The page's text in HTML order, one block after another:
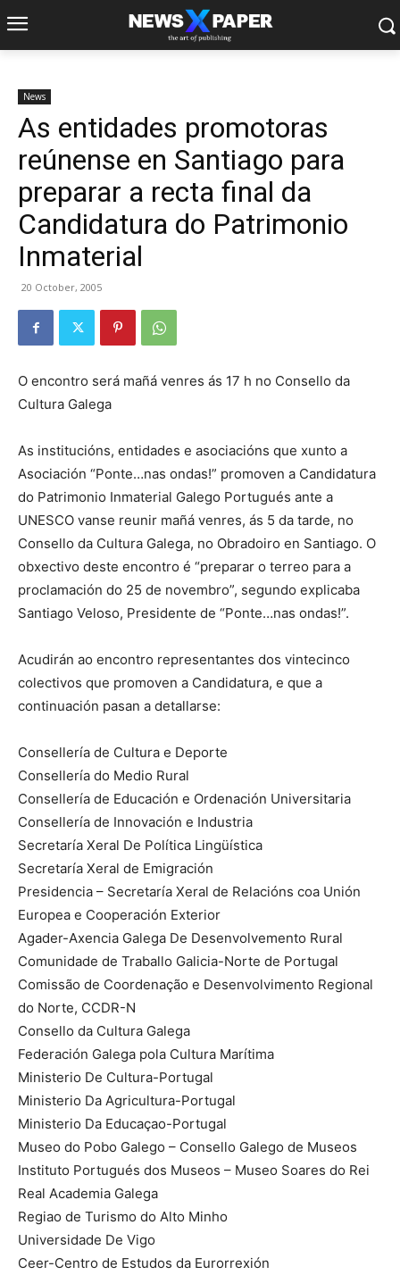
News
As entidades promotoras
reúnense en Santiago para
preparar a recta final da
Candidatura do Patrimonio
Inmaterial
20 October, 2005
O encontro será mañá venres ás 17 h no Consello da
Cultura Galega
As institucións, entidades e asociacións que xunto a
Asociación “Ponte…nas ondas!” promoven a Candidatura
do Patrimonio Inmaterial Galego Portugués ante a
UNESCO vanse reunir mañá venres, ás 5 da tarde, no
Consello da Cultura Galega, no Obradoiro en Santiago. O
obxectivo deste encontro é “preparar o terreo para a
proclamación do 25 de novembro”, segundo explicaba
Santiago Veloso, Presidente de “Ponte…nas ondas!”.
Acudirán ao encontro representantes dos vintecinco
colectivos que promoven a Candidatura, e que a
continuación pasan a detallarse:
Consellería de Cultura e Deporte
Consellería do Medio Rural
Consellería de Educación e Ordenación Universitaria
Consellería de Innovación e Industria
Secretaría Xeral De Política Lingüística
Secretaría Xeral de Emigración
Presidencia – Secretaría Xeral de Relacións coa Unión
Europea e Cooperación Exterior
Agader-Axencia Galega De Desenvolvemento Rural
Comunidade de Traballo Galicia-Norte de Portugal
Comissão de Coordenação e Desenvolvimento Regional
do Norte, CCDR-N
Consello da Cultura Galega
Federación Galega pola Cultura Marítima
Ministerio De Cultura-Portugal
Ministerio Da Agricultura-Portugal
Ministerio Da Educaçao-Portugal
Museo do Pobo Galego – Consello Galego de Museos
Instituto Portugués dos Museos – Museo Soares do Rei
Real Academia Galega
Regiao de Turismo do Alto Minho
Universidade De Vigo
Ceer-Centro de Estudos da Eurorrexión